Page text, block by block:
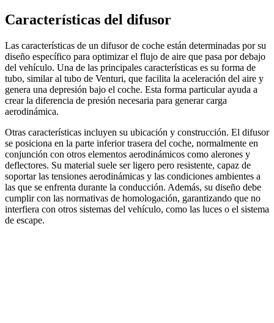
Características del difusor
Las características de un difusor de coche están determinadas por su
diseño específico para optimizar el flujo de aire que pasa por debajo
del vehículo. Una de las principales características es su forma de
tubo, similar al tubo de Venturi, que facilita la aceleración del aire y
genera una depresión bajo el coche. Esta forma particular ayuda a
crear la diferencia de presión necesaria para generar carga
aerodinámica.
Otras características incluyen su ubicación y construcción. El difusor
se posiciona en la parte inferior trasera del coche, normalmente en
conjunción con otros elementos aerodinámicos como alerones y
deflectores. Su material suele ser ligero pero resistente, capaz de
soportar las tensiones aerodinámicas y las condiciones ambientes a
las que se enfrenta durante la conducción. Además, su diseño debe
cumplir con las normativas de homologación, garantizando que no
interfiera con otros sistemas del vehículo, como las luces o el sistema
de escape.